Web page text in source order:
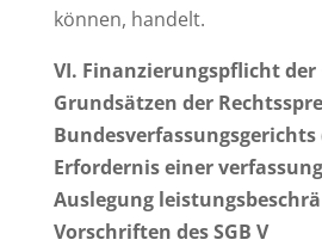
können, handelt.
VI. Finanzierungspflicht der
Grundsätzen der
Bundesverfassungsgerichts
Erfordernis einer
Auslegung
Vorschriften des SGB V